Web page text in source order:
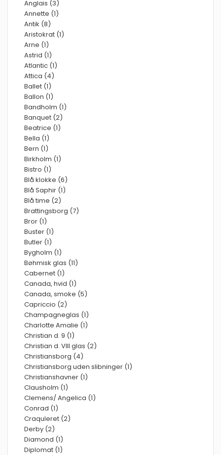
Anglais (3)
Annette (1)
Antik (8)
Aristokrat (1)
Arne (1)
Astrid (1)
Atlantic (1)
Attica (4)
Ballet (1)
Ballon (1)
Bandholm (1)
Banquet (2)
Beatrice (1)
Bella (1)
Bern (1)
Birkholm (1)
Bistro (1)
Blå klokke (6)
Blå Saphir (1)
Blå time (2)
Brattingsborg (7)
Bror (1)
Buster (1)
Butler (1)
Bygholm (1)
Bøhmisk glas (11)
Cabernet (1)
Canada, hvid (1)
Canada, smoke (5)
Capriccio (2)
Champagneglas (1)
Charlotte Amalie (1)
Christian d. 9 (1)
Christian d. VIII glas (2)
Christiansborg (4)
Christiansborg uden slibninger (1)
Christianshavner (1)
Clausholm (1)
Clemens/ Angelica (1)
Conrad (1)
Craquleret (2)
Derby (2)
Diamond (1)
Diplomat (1)